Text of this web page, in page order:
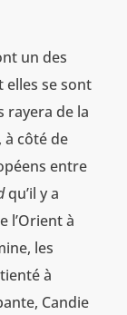
un des
elles se sont
rayera de la
à côté de
entre
qu’il y a
l’Orient à
les
à
Candie